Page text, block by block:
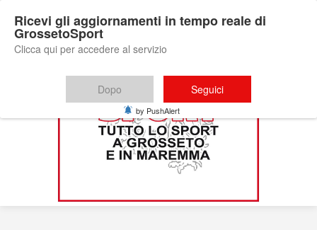
Ricevi gli aggiornamenti in tempo reale di
GrossetoSport
Clicca qui per accedere al servizio
Dopo Seguici
by PushAlert